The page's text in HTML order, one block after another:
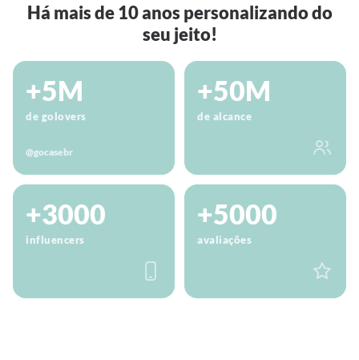
Há mais de 10 anos personalizando do
seu jeito!
+5M
de golovers
@gocasebr
+50M
de alcance
+3000
influencers
+5000
avaliações